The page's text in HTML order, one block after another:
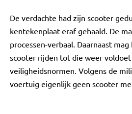
De verdachte had zijn scooter
kentekenplaat eraf gehaald. De
processen-verbaal. Daarnaast
scooter rijden tot die weer voldoet
veiligheidsnormen. Volgens de
voertuig eigenlijk geen scooter